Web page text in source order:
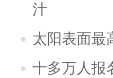
汁
太阳表面最
十多万人报